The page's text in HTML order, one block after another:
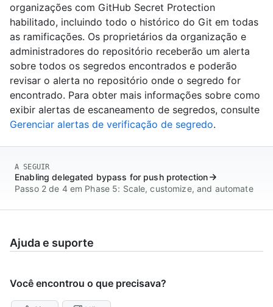
organizações com GitHub Secret Protection
habilitado, incluindo todo o histórico do Git em todas
as ramificações. Os proprietários da organização e
administradores do repositório receberão um alerta
sobre todos os segredos encontrados e poderão
revisar o alerta no repositório onde o segredo for
encontrado. Para obter mais informações sobre como
exibir alertas de escaneamento de segredos, consulte
Gerenciar alertas de verificação de segredo.
A SEGUIR
Enabling delegated bypass for push protection
Passo 2 de 4 em Phase 5: Scale, customize, and automate
Ajuda e suporte
Você encontrou o que precisava?